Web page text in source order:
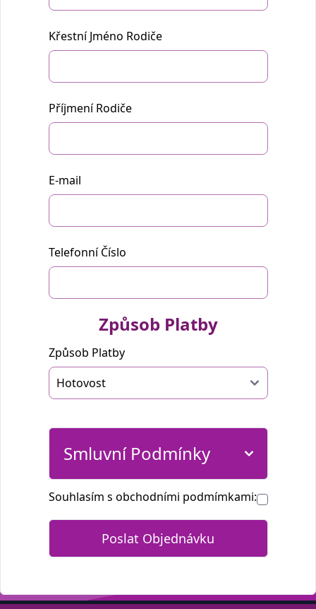
Křestní Jméno Rodiče
Příjmení Rodiče
E-mail
Telefonní Číslo
Způsob Platby
Způsob Platby
Smluvní Podmínky
Souhlasím s obchodními podmímkami: